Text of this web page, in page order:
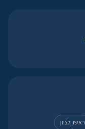
ראשון לציון